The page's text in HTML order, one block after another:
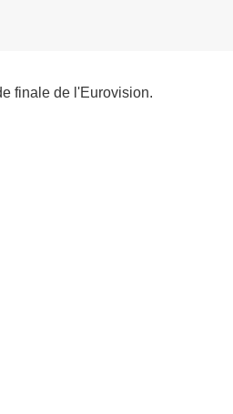
finale de l'Eurovision.